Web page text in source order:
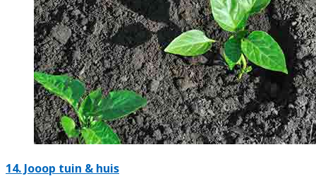
14. Jooop tuin & huis